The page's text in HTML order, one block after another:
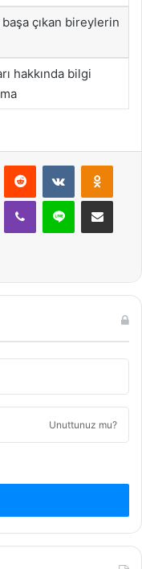
çıkan bireylerin
hakkında bilgi
Reddit VKontakte
Viber Line E-Posta ile
Unuttunuz mu?